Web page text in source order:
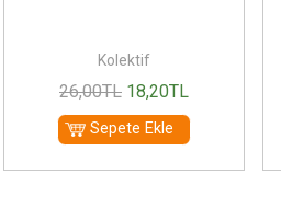
Kolektif
26,00TL 18,20TL
Sepete Ekle